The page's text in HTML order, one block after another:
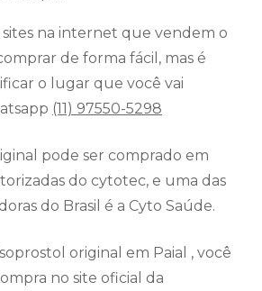
sites na internet que vendem o
de forma fácil, mas é
o lugar que você vai
(11) 97550-5298
pode ser comprado em
do cytotec, e uma das
do Brasil é a Cyto Saúde.
original em Paial , você
no site oficial da